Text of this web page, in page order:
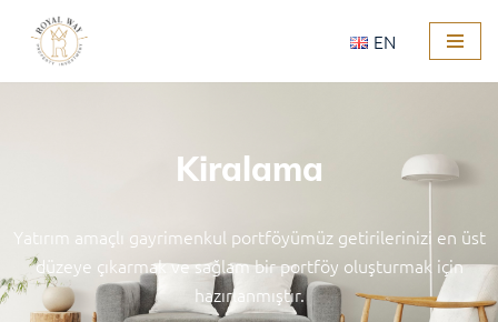
İçeriğe
geç
EN
Kiralama
Yatırım amaçlı gayrimenkul portföyümüz getirilerinizi en üst
düzeye çıkarmak ve sağlam bir portföy oluşturmak için
hazırlanmıştır.